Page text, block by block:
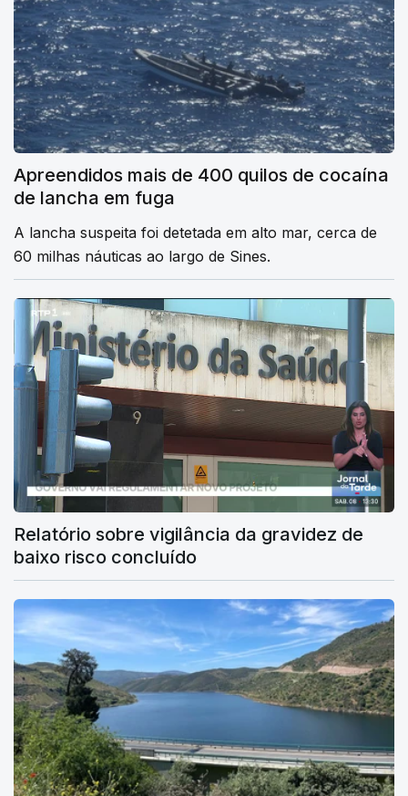
Apreendidos mais de 400 quilos de cocaína
de lancha em fuga
A lancha suspeita foi detetada em alto mar, cerca de
60 milhas náuticas ao largo de Sines.
Relatório sobre vigilância da gravidez de
baixo risco concluído